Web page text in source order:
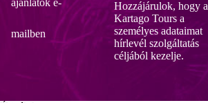
ajánlatok e-
mailben
Hozzájárulok, hogy a
Kartago Tours a
személyes adataimat
hírlevél szolgáltatás
céljából kezelje.